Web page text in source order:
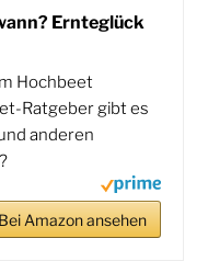
Ernteglück
Hochbeet
Ratgeber gibt es
anderen
Amazon ansehen